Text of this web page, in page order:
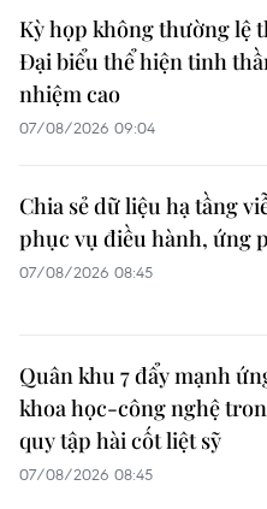
Kỳ họp không thường lệ
Đại biểu thể hiện tinh
nhiệm cao
07/08/2026 09:04
Chia sẻ dữ liệu hạ tầng
phục vụ điều hành, ứng
07/08/2026 08:45
Quân khu 7 đẩy mạnh
khoa học-công nghệ
quy tập hài cốt liệt sỹ
07/08/2026 08:45